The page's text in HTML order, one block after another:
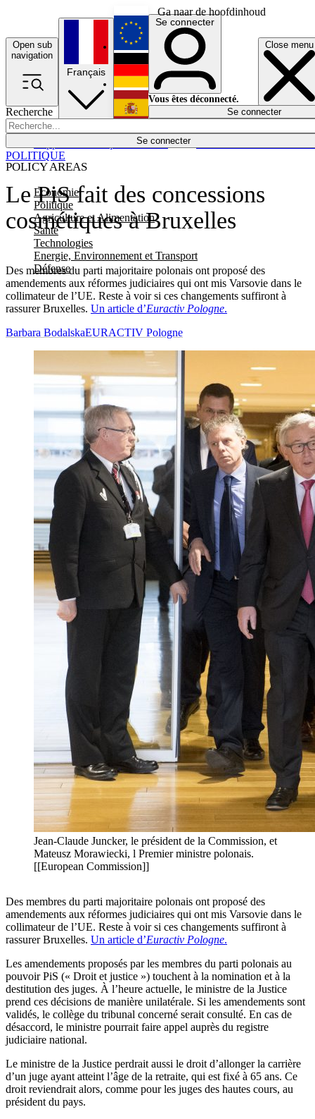
Ga naar de hoofdinhoud
Open sub
navigation
Close menu
Recherche
Se connecter
POLICY AREAS
Economie
Politique
Agriculture et Alimentation
Santé
Technologies
Energie, Environnement et Transport
Défense
Économie
Français
English
Deutsch
Español
Se connecter
Vous êtes déconnecté.
Se connecter
Le PiS fait des concessions
cosmétiques à Bruxelles
Des membres du parti majoritaire polonais ont proposé des
amendements aux réformes judiciaires qui ont mis Varsovie dans le
collimateur de l’UE. Reste à voir si ces changements suffiront à
rassurer Bruxelles. Un article d’Euractiv Pologne.
POLITIQUE
Barbara BodalskaEURACTIV Pologne
Jean-Claude Juncker, le président de la Commission, et
Mateusz Morawiecki, l Premier ministre polonais.
[[European Commission]]
Des membres du parti majoritaire polonais ont proposé des
amendements aux réformes judiciaires qui ont mis Varsovie dans le
collimateur de l’UE. Reste à voir si ces changements suffiront à
rassurer Bruxelles. Un article d’Euractiv Pologne.
Les amendements proposés par les membres du parti polonais au
pouvoir PiS (« Droit et justice ») touchent à la nomination et à la
destitution des juges. À l’heure actuelle, le ministre de la Justice
prend ces décisions de manière unilatérale. Si les amendements sont
validés, le collège du tribunal concerné serait consulté. En cas de
désaccord, le ministre pourrait faire appel auprès du registre
judiciaire national.
Le ministre de la Justice perdrait aussi le droit d’allonger la carrière
d’un juge ayant atteint l’âge de la retraite, qui est fixé à 65 ans. Ce
droit reviendrait alors, comme pour les juges des hautes cours, au
président du pays.